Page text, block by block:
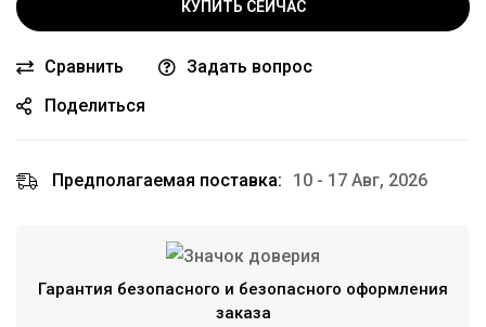
КУПИТЬ СЕЙЧАС
Сравнить
Задать вопрос
Поделиться
Предполагаемая поставка: 10 - 17 Авг, 2026
Гарантия безопасного и безопасного оформления
заказа